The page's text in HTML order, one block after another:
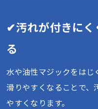
✔汚れが付きにく
る
水や油性マジックをはじ
滑りやすくなることで、
やすくなります。